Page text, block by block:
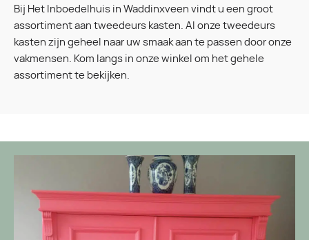
Bij Het Inboedelhuis in Waddinxveen vindt u een groot
assortiment aan tweedeurs kasten. Al onze tweedeurs
kasten zijn geheel naar uw smaak aan te passen door onze
vakmensen. Kom langs in onze winkel om het gehele
assortiment te bekijken.